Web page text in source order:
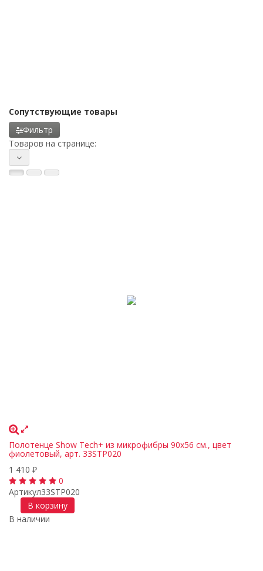
Сопутствующие товары
Фильтр
Товаров на странице:
Полотенце Show Tech+ из микрофибры 90х56 см., цвет
фиолетовый, арт. 33STP020
1 410 ₽
0
Артикул33STP020
В корзину
В наличии